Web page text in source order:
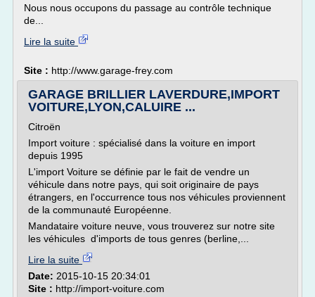
Nous nous occupons du passage au contrôle technique
de...
Lire la suite
Site : http://www.garage-frey.com
GARAGE BRILLIER LAVERDURE,IMPORT
VOITURE,LYON,CALUIRE ...
Citroën
Import voiture : spécialisé dans la voiture en import
depuis 1995
L'import Voiture se définie par le fait de vendre un
véhicule dans notre pays, qui soit originaire de pays
étrangers, en l'occurrence tous nos véhicules proviennent
de la communauté Européenne.
Mandataire voiture neuve, vous trouverez sur notre site
les véhicules d'imports de tous genres (berline,...
Lire la suite
Date: 2015-10-15 20:34:01
Site : http://import-voiture.com